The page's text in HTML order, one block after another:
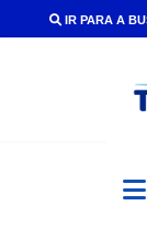
IR PARA A